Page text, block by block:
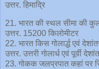
उत्तर. हिमाद्रि
21. भारत की स्थल सीमा की
उत्तर. 15200 किलोमीटर
22. भारत किस गोलार्द्ध एवं
उत्तर. उत्तरी गोलार्ध एवं पूर्वी
23. गोकक जलप्रपात कहां पर